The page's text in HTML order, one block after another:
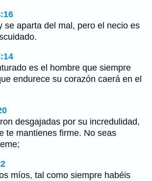
se aparta del mal, pero el necio es
es el hombre que siempre
endurece su corazón caerá en el
desgajadas por su incredulidad,
te mantienes firme. No seas
míos, tal como siempre habéis